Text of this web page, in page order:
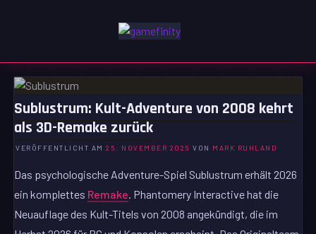
Sublustrum: Kult-Adventure von 2008 kehrt
als 3D-Remake zurück
VERÖFFENTLICHT AM25. NOVEMBER 2025 VON MARK RUHLAND
Das psychologische Adventure-Spiel Sublustrum erhält 2026
ein komplettes Remake. Phantomery Interactive hat die
Neuauflage des Kult-Titels von 2008 angekündigt, die im